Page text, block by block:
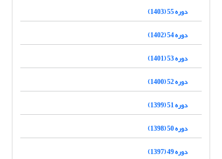
دوره 55 (1403)
دوره 54 (1402)
دوره 53 (1401)
دوره 52 (1400)
دوره 51 (1399)
دوره 50 (1398)
دوره 49 (1397)